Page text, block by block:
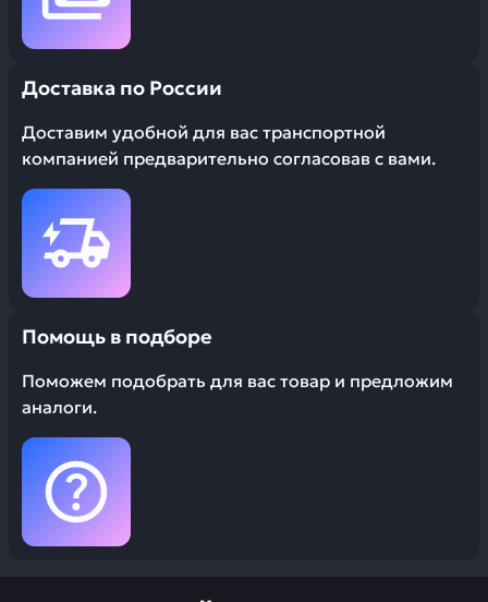
Доставка по России
Доставим удобной для вас транспортной
компанией предварительно согласовав с вами.
Помощь в подборе
Поможем подобрать для вас товар и предложим
аналоги.